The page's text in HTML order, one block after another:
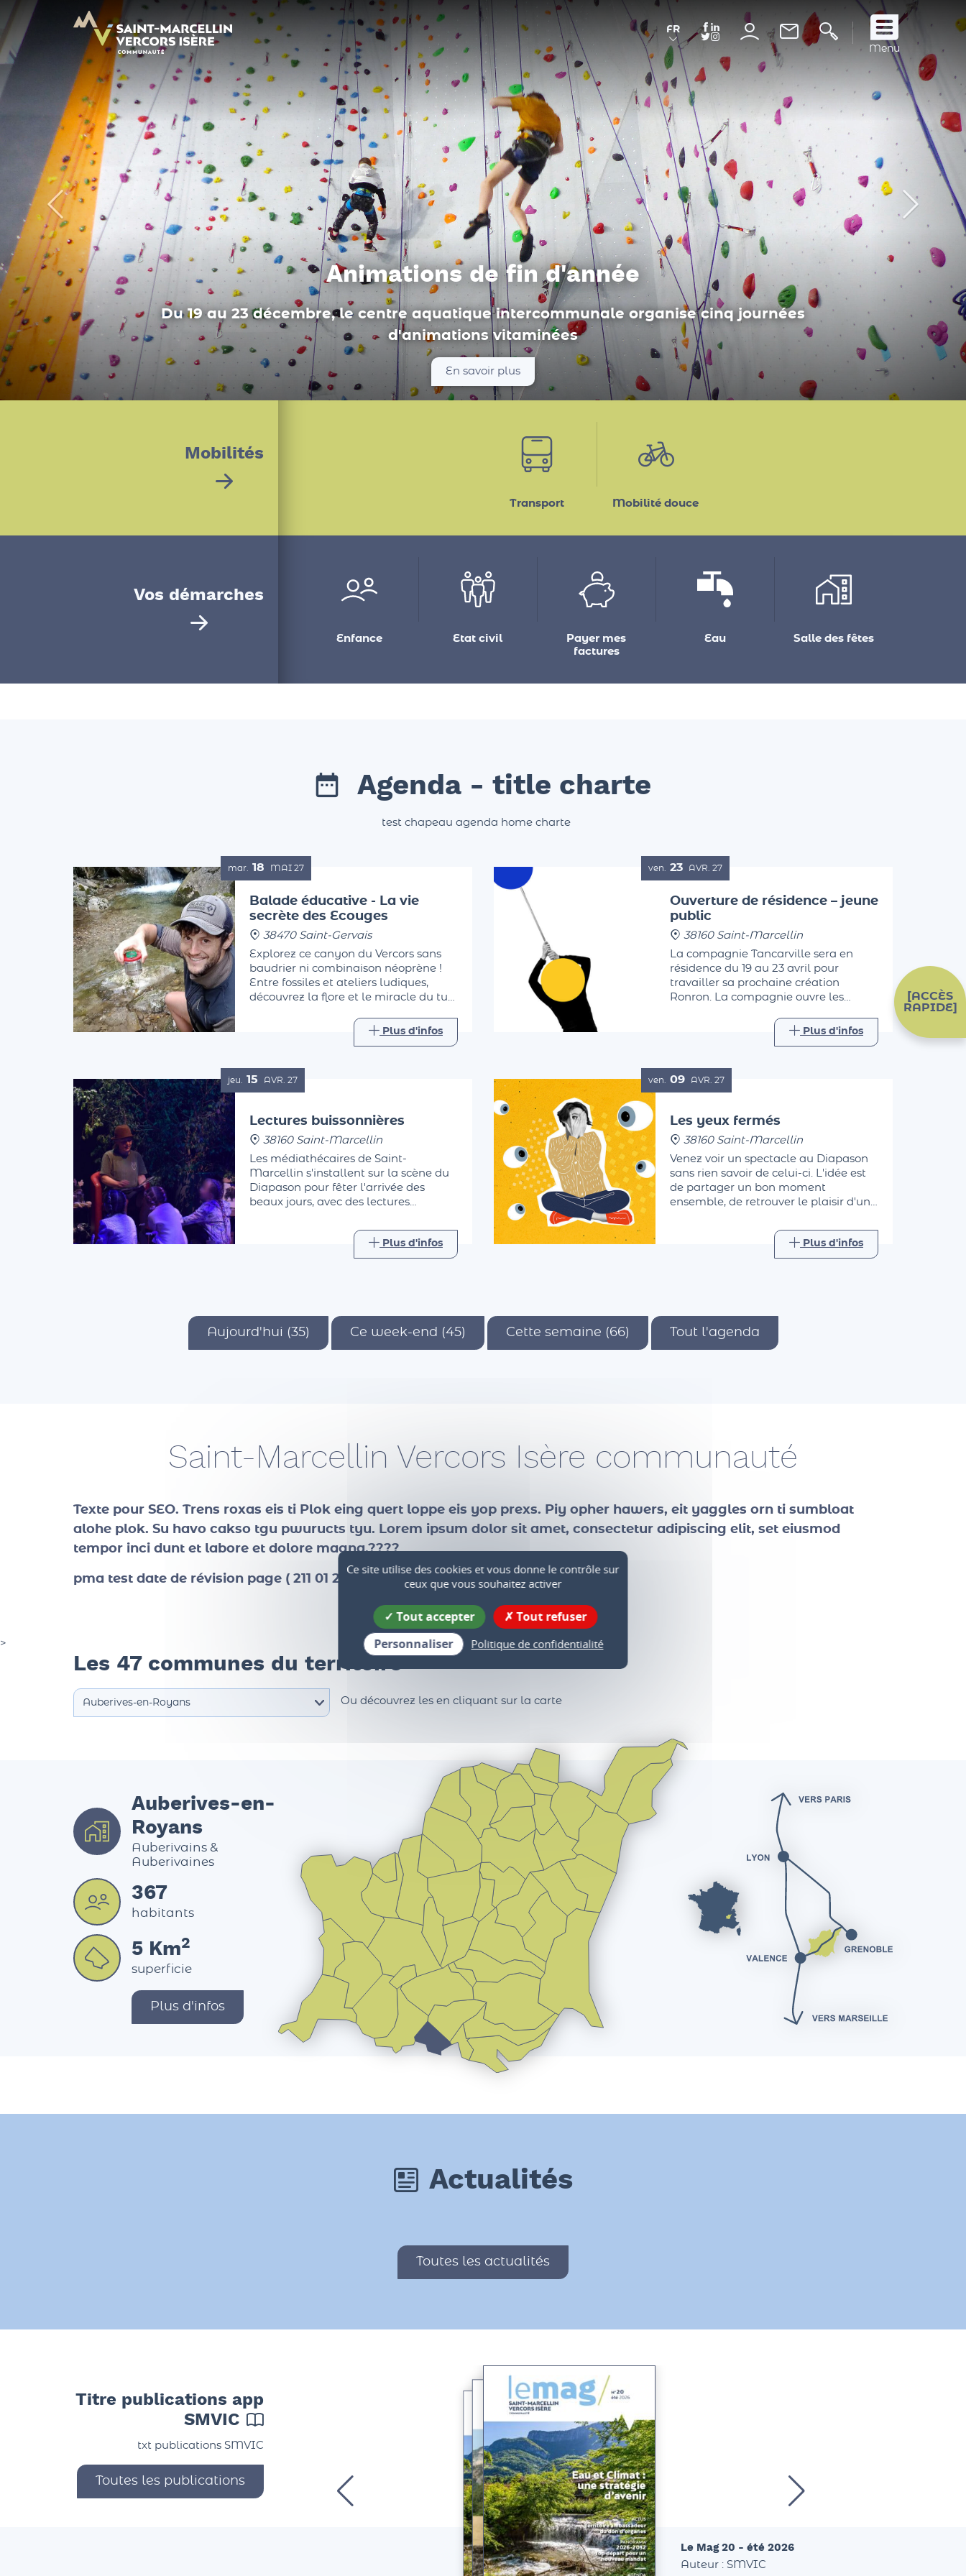
FR
nous
Menu
[ACCÈS
RAPIDE]
Du côté des médiathèques
Ateliers philo, documentaire, conférence : les animations de novembre proposées par
les médiathèques intercommunales...
En savoir plus
Mobilités
Transport Mobilité douce
Vos démarches
Enfance Etat civil
Payer mes
factures
Eau Salle des fêtes
Agenda - title charte
test chapeau agenda home charte
mar. 18 MAI 27
Balade éducative - La vie
secrète des Ecouges
38470 Saint-Gervais
Explorez ce canyon du Vercors sans
baudrier ni combinaison néoprène !
Entre fossiles et ateliers ludiques,
découvrez la flore et le miracle du tuf.
sortie sensorielle accessible à tous.
Plus d'infos
ven. 23 AVR. 27
Ouverture de résidence – jeune
public
38160 Saint-Marcellin
La compagnie Tancarville sera en
résidence du 19 au 23 avril pour
travailler sa prochaine création
Ronron. La compagnie ouvre les
permettre de les observer pendant
Plus d'infos
jeu. 15 AVR. 27
Lectures buissonnières
38160 Saint-Marcellin
Les médiathécaires de Saint-
Marcellin s'installent sur la scène du
Diapason pour fêter l'arrivée des
beaux jours, avec des lectures
Plus d'infos
ven. 09 AVR. 27
Les yeux fermés
38160 Saint-Marcellin
Venez voir un spectacle au Diapason
sans rien savoir de celui-ci. L'idée est
de partager un bon moment
ensemble, de retrouver le plaisir d'une
Plus d'infos
Aujourd'hui (35) Ce week-end (45) Cette semaine (66) Tout l'agenda
Saint-Marcellin Vercors Isère communauté
Texte pour SEO. Trens roxas eis ti Plok eing quert loppe eis yop prexs. Piy opher hawers, eit yaggles orn ti sumbloat
alohe plok. Su havo cakso tgu pwuructs tyu. Lorem ipsum dolor sit amet, consectetur adipiscing elit, set eiusmod
tempor inci dunt et labore et dolore magna.????
pma test date de révision page ( 211 01 2023 16:32)
>
Les 47 communes du territoire
Ou découvrez les en cliquant sur la carte
Auberives-en-
Royans
Auberivains &
Auberivaines
367
habitants
5 Km2
superficie
Plus d'infos
Actualités
Toutes les actualités
Titre publications app
SMVIC
txt publications SMVIC
Toutes les publications
Le Mag 20 - été 2026
Auteur : SMVIC
Panneau de gestion des cookies
Ce site utilise des cookies et vous donne le contrôle sur
ceux que vous souhaitez activer
Tout accepter
Tout refuser
Personnaliser
Politique de confidentialité